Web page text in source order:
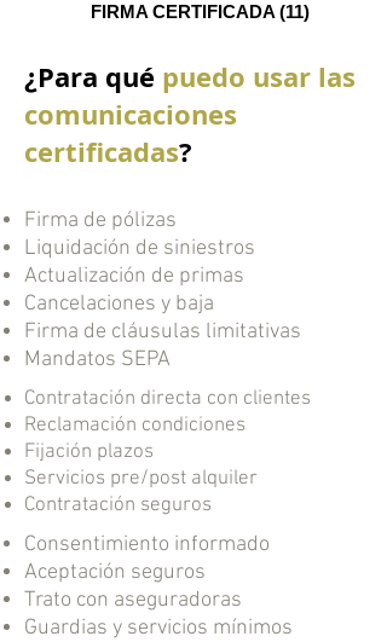
FIRMA CERTIFICADA (11)
¿Para qué puedo usar las
comunicaciones
certificadas?
Firma de pólizas
Liquidación de siniestros
Actualización de primas
Cancelaciones y baja
Firma de cláusulas limitativas
Mandatos SEPA
Contratación directa con clientes
Reclamación condiciones
Fijación plazos
Servicios pre/post alquiler
Contratación seguros
Consentimiento informado
Aceptación seguros
Trato con aseguradoras
Guardias y servicios mínimos